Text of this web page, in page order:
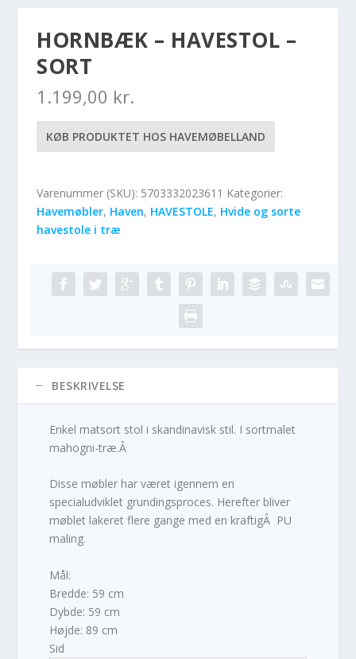
HORNBÆK – HAVESTOL –
SORT
1.199,00 kr.
KØB PRODUKTET HOS HAVEMØBELLAND
Varenummer (SKU): 5703332023611 Kategorier:
Havemøbler, Haven, HAVESTOLE, Hvide og sorte
havestole i træ
BESKRIVELSE
Enkel matsort stol i skandinavisk stil. I sortmalet
mahogni-træ.Â
Disse møbler har været igennem en
specialudviklet grundingsproces. Herefter bliver
møblet lakeret flere gange med en kraftigÂ PU
maling.
Mål:
Bredde: 59 cm
Dybde: 59 cm
Højde: 89 cm
Sid